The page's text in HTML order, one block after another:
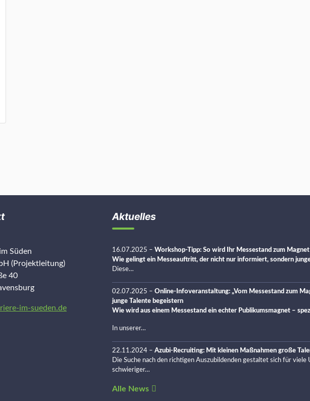
Süden
(Projektleitung)
40
im-sueden.de
Aktuelles
16.07.2025 – Workshop-Tipp: So wird Ihr Messestand zum
Wie gelingt ein Messeauftritt, der nicht nur informiert, sondern
Diese…
02.07.2025 – Online-Infoveranstaltung: „Vom Messestand zum
junge Talente begeistern
Wie wird aus einem Messestand ein echter Publikumsmagnet –
In unserer…
22.11.2024 – Azubi-Recruiting: Mit kleinen Maßnahmen große
Die Suche nach den richtigen Auszubildenden gestaltet sich für
schwieriger…
Alle News